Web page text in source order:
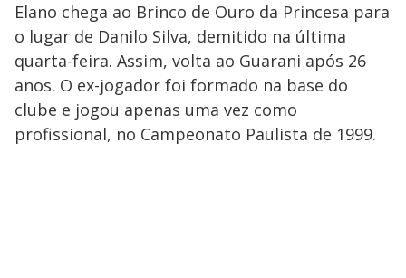
Elano chega ao Brinco de Ouro da Princesa para
o lugar de Danilo Silva, demitido na última
quarta-feira. Assim, volta ao Guarani após 26
anos. O ex-jogador foi formado na base do
clube e jogou apenas uma vez como
profissional, no Campeonato Paulista de 1999.